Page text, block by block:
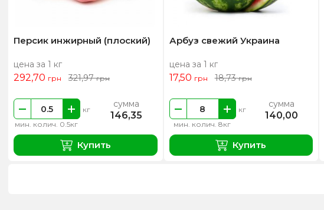
Персик инжирный (плоский)
цена за 1 кг
292,70 грн 321,97грн
мин. колич. 0.5кг
кг сумма
146,35
Купить
Арбуз свежий Украина
цена за 1 кг
17,50 грн 18,73грн
мин. колич. 8кг
кг сумма
140,00
Купить